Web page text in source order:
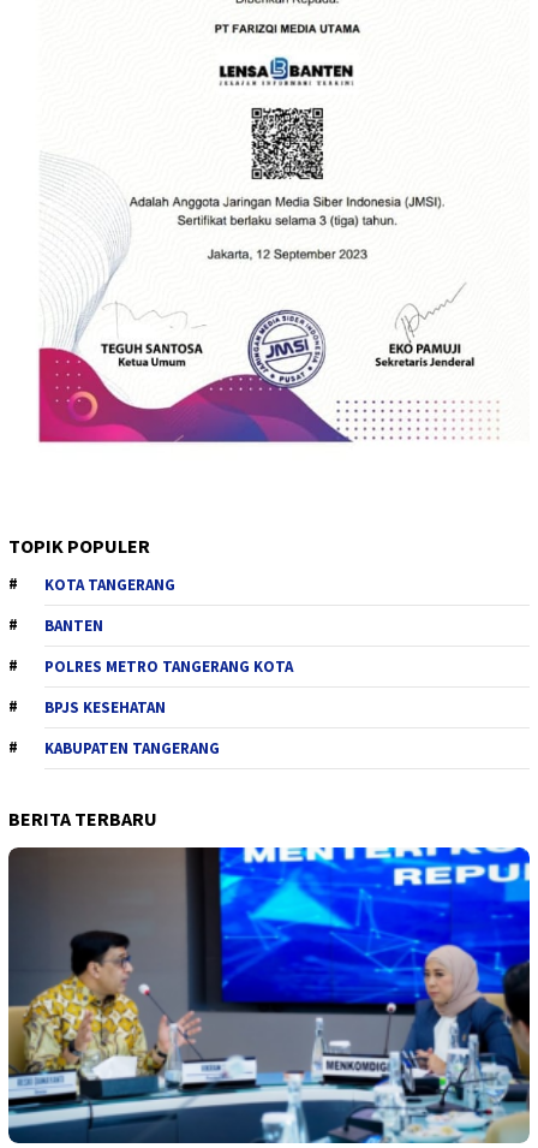
TOPIK POPULER
KOTA TANGERANG
BANTEN
POLRES METRO TANGERANG KOTA
BPJS KESEHATAN
KABUPATEN TANGERANG
BERITA TERBARU